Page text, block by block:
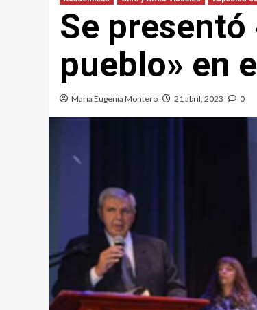
Se presentó
pueblo» en
Maria Eugenia Montero 21 abril, 2023 0